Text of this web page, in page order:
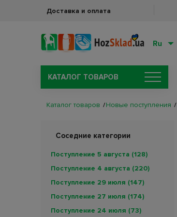
Доставка и оплата
Ru
КАТАЛОГ ТОВАРОВ
Каталог товаров Новые поступления
Соседние категории
Поступление 5 августа (128)
Поступление 4 августа (220)
Поступление 29 июля (147)
Поступление 27 июля (174)
Поступление 24 июля (73)